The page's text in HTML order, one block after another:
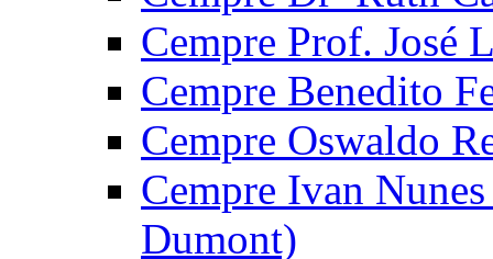
Cempre Prof. José
Cempre Benedito
Cempre Oswaldo
Cempre Ivan
Dumont)